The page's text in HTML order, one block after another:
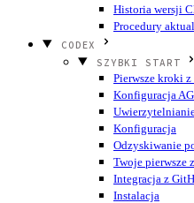
Historia wersji
Procedury
CODEX
SZYBKI START
Pierwsze kroki
Konfiguracja
Konfiguracja
Odzyskiwanie
Twoje pierwsze
Integracja z
Instalacja